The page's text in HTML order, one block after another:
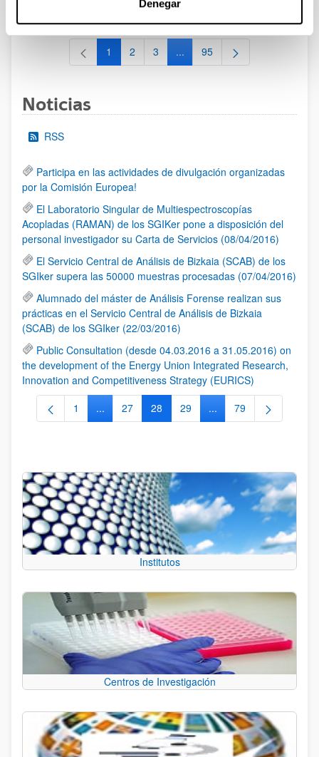
Denegar
al 30/07/2026 (ambos incluídos)
Página
1 Página
2 Página
3 ...Páginas intermedias Use TAB
Página
95
Noticias
RSS
Participa en las actividades de divulgación organizadas
por la Comisión Europea!
El Laboratorio Singular de Multiespectroscopías
Acopladas (RAMAN) de los SGIKer pone a disposición del
personal investigador su Carta de Servicios (08/04/2016)
El Servicio Central de Análisis de Bizkaia (SCAB) de los
SGIker supera las 50000 muestras procesadas (07/04/2016)
Alumnado del máster de Análisis Forense realizan sus
prácticas en el Servicio Central de Análisis de Bizkaia
(SCAB) de los SGIker (22/03/2016)
Public Consultation (desde 04.03.2016 a 31.05.2016) on
the development of the Energy Union Integrated Research,
Innovation and Competitiveness Strategy (EURICS)
Página
1 ...Páginas intermedias Use TAB para desplazarse.
Página
27 Página
28 Página
29 ...Páginas intermedias
Página
79
Institutos
Centros de Investigación